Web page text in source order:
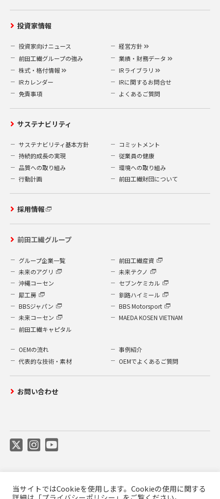
投資家情報
投資家向けニュース
経営方針
前田工繊グループの強み
業績・財務データ
株式・格付情報
IRライブラリ
IRカレンダー
IRに関するお問合せ
免責事項
よくあるご質問
サステナビリティ
サステナビリティ基本方針
コミットメント
持続的成長の実現
従業員の健康
品質への取り組み
環境への取り組み
行動計画
前田工繊財団について
採用情報
前田工繊グループ
グループ企業一覧
前田工繊産資
未来のアグリ
未来テクノ
沖縄コーセン
セブンケミカル
犀工房
釧路ハイミール
BBSジャパン
BBS Motorsport
未来コーセン
MAEDA KOSEN VIETNAM
前田工繊キャピタル
OEMの流れ
事例紹介
代表的な技術・素材
OEMでよくあるご質問
お問い合わせ
ご利用について プライバシーポリシー
当サイトではCookieを使用します。Cookieの使用に関する